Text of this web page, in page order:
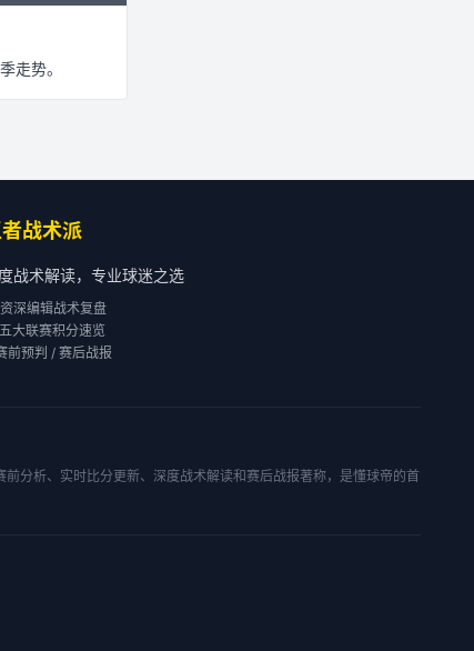
走势。
战术派
战术解读，专业球迷之选
深编辑战术复盘
大联赛积分速览
前预判 / 赛后战报
分析、实时比分更新、深度战术解读和赛后战报著称，是懂球帝的首